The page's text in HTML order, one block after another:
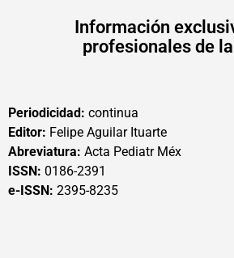
Información
profesionales de
Periodicidad: continua
Editor: Felipe Aguilar Ituarte
Abreviatura: Acta Pediatr Méx
ISSN: 0186-2391
e-ISSN: 2395-8235